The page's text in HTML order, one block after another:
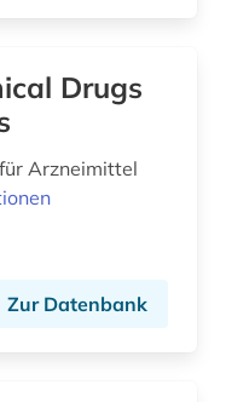
Drugs
Arzneimittel
Zur Datenbank